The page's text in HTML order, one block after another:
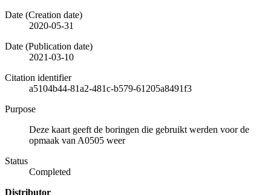
Date (Creation date)
2020-05-31
Date (Publication date)
2021-03-10
Citation identifier
a5104b44-81a2-481c-b579-61205a8491f3
Purpose
Deze kaart geeft de boringen die gebruikt werden voor de
opmaak van A0505 weer
Status
Completed
Distributor